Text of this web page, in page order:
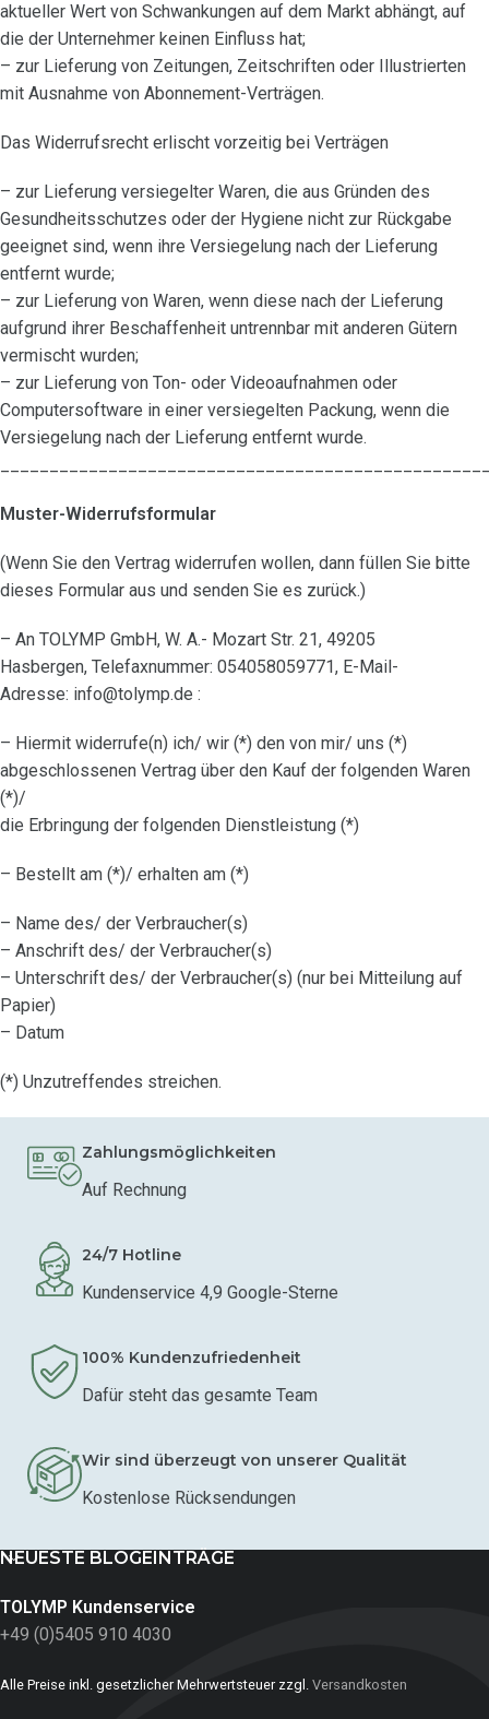
aktueller Wert von Schwankungen auf dem Markt abhängt, auf
die der Unternehmer keinen Einfluss hat;
– zur Lieferung von Zeitungen, Zeitschriften oder Illustrierten
mit Ausnahme von Abonnement-Verträgen.
Das Widerrufsrecht erlischt vorzeitig bei Verträgen
– zur Lieferung versiegelter Waren, die aus Gründen des
Gesundheitsschutzes oder der Hygiene nicht zur Rückgabe
geeignet sind, wenn ihre Versiegelung nach der Lieferung
entfernt wurde;
– zur Lieferung von Waren, wenn diese nach der Lieferung
aufgrund ihrer Beschaffenheit untrennbar mit anderen Gütern
vermischt wurden;
– zur Lieferung von Ton- oder Videoaufnahmen oder
Computersoftware in einer versiegelten Packung, wenn die
Versiegelung nach der Lieferung entfernt wurde.
Muster-Widerrufsformular
(Wenn Sie den Vertrag widerrufen wollen, dann füllen Sie bitte
dieses Formular aus und senden Sie es zurück.)
– An TOLYMP GmbH, W. A.- Mozart Str. 21, 49205
Hasbergen, Telefaxnummer: 054058059771, E-Mail-
Adresse: info@tolymp.de :
– Hiermit widerrufe(n) ich/ wir (*) den von mir/ uns (*)
abgeschlossenen Vertrag über den Kauf der folgenden Waren
(*)/
die Erbringung der folgenden Dienstleistung (*)
– Bestellt am (*)/ erhalten am (*)
– Name des/ der Verbraucher(s)
– Anschrift des/ der Verbraucher(s)
– Unterschrift des/ der Verbraucher(s) (nur bei Mitteilung auf
Papier)
– Datum
(*) Unzutreffendes streichen.
Zahlungsmöglichkeiten
Auf Rechnung
24/7 Hotline
Kundenservice 4,9 Google-Sterne
100% Kundenzufriedenheit
Dafür steht das gesamte Team
Wir sind überzeugt von unserer Qualität
Kostenlose Rücksendungen
NEUESTE BLOGEINTRÄGE
TOLYMP Kundenservice
+49 (0)5405 910 4030
Alle Preise inkl. gesetzlicher Mehrwertsteuer zzgl. Versandkosten